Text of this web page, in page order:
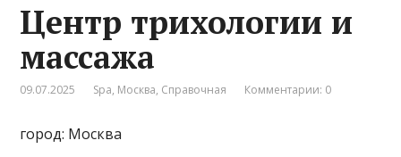
Центр трихологии и
массажа
09.07.2025 Spa, Москва, Справочная Комментарии: 0
город: Москва